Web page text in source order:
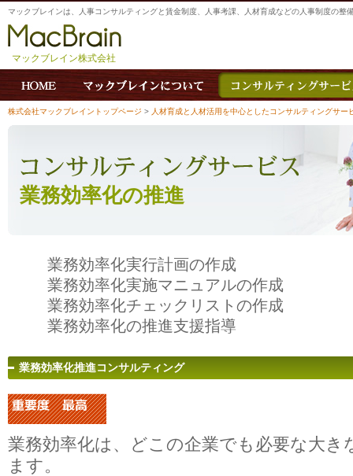
マックブレインは、人事コンサルティングと賃金制度、人事考課、人材育成などの人事制度の整
マックブレイン株式会社
株式会社マックブレイントップページ > 人材育成と人材活用を中心としたコンサルティングサー
業務効率化の推進
業務効率化実行計画の作成
業務効率化実施マニュアルの作成
業務効率化チェックリストの作成
業務効率化の推進支援指導
業務効率化推進コンサルティング
業務効率化は、どこの企業でも必要な大き
ます。